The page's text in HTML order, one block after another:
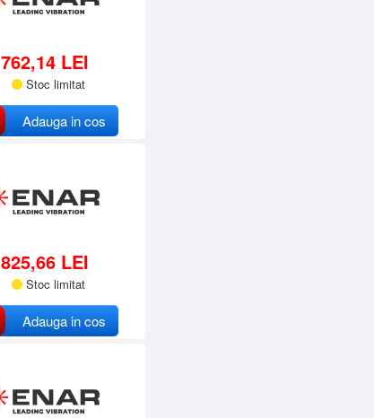
762,14 LEI
Stoc limitat
Adauga in cos
825,66 LEI
Stoc limitat
Adauga in cos